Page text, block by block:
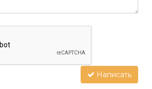
Написать